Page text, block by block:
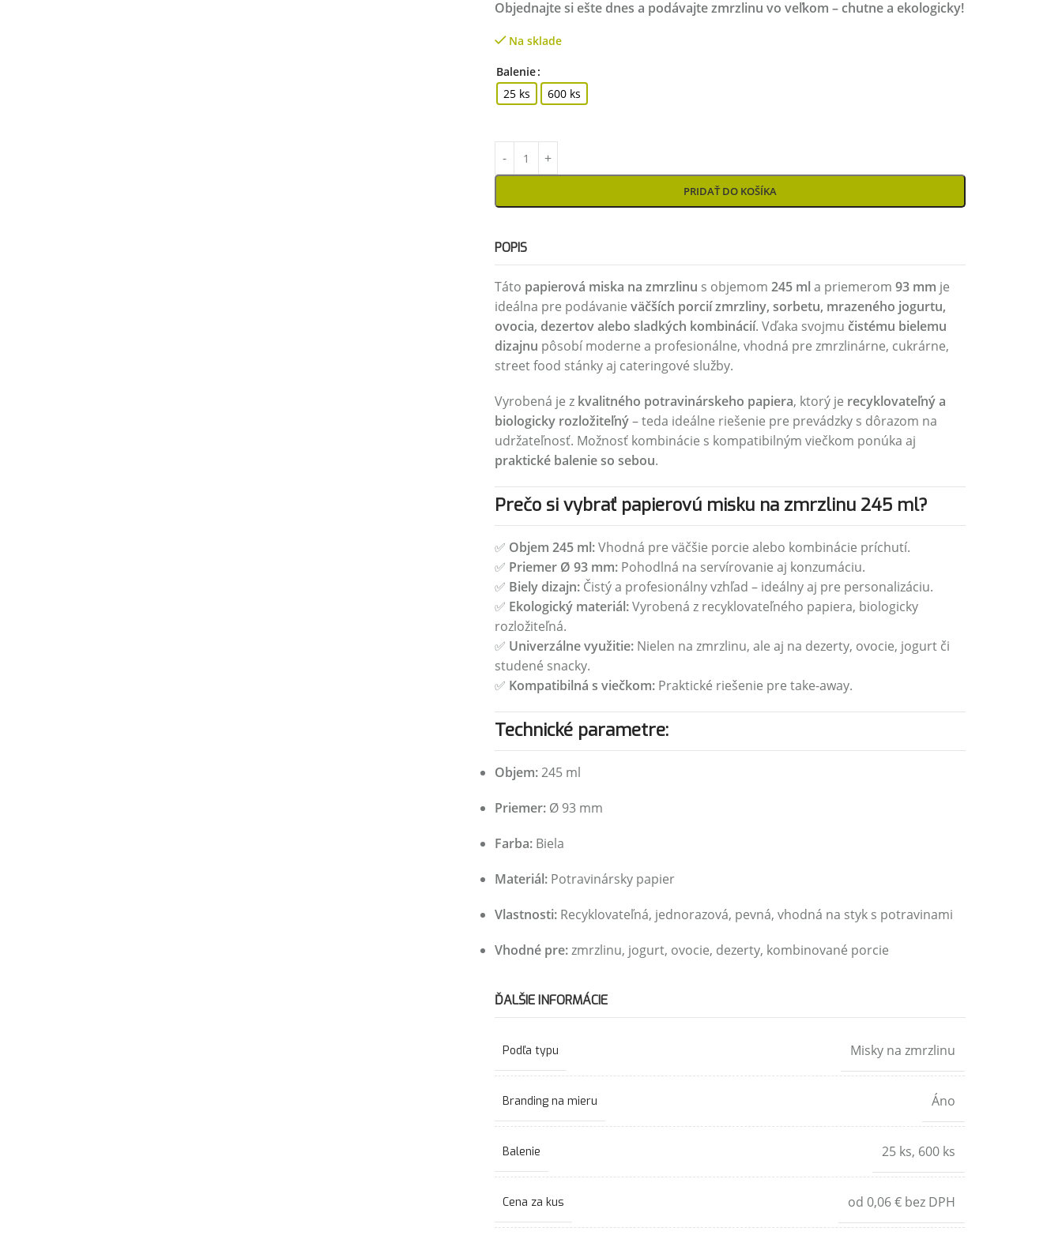
Objednajte si ešte dnes a podávajte zmrzlinu vo veľkom – chutne a ekologicky!
Na sklade
Balenie
25 ks
600 ks
PRIDAŤ DO KOŠÍKA
POPIS
Táto papierová miska na zmrzlinu s objemom 245 ml a priemerom 93 mm je
ideálna pre podávanie väčších porcií zmrzliny, sorbetu, mrazeného jogurtu,
ovocia, dezertov alebo sladkých kombinácií. Vďaka svojmu čistému bielemu
dizajnu pôsobí moderne a profesionálne, vhodná pre zmrzlinárne, cukrárne,
street food stánky aj cateringové služby.
Vyrobená je z kvalitného potravinárskeho papiera, ktorý je recyklovateľný a
biologicky rozložiteľný– teda ideálne riešenie pre prevádzky s dôrazom na
udržateľnosť. Možnosť kombinácie s kompatibilným viečkom ponúka aj
praktické balenie so sebou.
Prečo si vybrať papierovú misku na zmrzlinu 245 ml?
✅ Objem 245 ml:Vhodná pre väčšie porcie alebo kombinácie príchutí.
✅ Priemer Ø 93 mm:Pohodlná na servírovanie aj konzumáciu.
✅ Biely dizajn:Čistý a profesionálny vzhľad – ideálny aj pre personalizáciu.
✅ Ekologický materiál:Vyrobená z recyklovateľného papiera, biologicky
rozložiteľná.
✅ Univerzálne využitie:Nielen na zmrzlinu, ale aj na dezerty, ovocie, jogurt či
studené snacky.
✅ Kompatibilná s viečkom:Praktické riešenie pre take-away.
Technické parametre:
Objem:245 ml
Priemer:Ø 93 mm
Farba:Biela
Materiál:Potravinársky papier
Vlastnosti:Recyklovateľná, jednorazová, pevná, vhodná na styk s potravinami
Vhodné pre:zmrzlinu, jogurt, ovocie, dezerty, kombinované porcie
ĎALŠIE INFORMÁCIE
Podľa typu Misky na zmrzlinu
Branding na mieru Áno
Balenie 25 ks, 600 ks
Cena za kus od 0,06 € bez DPH